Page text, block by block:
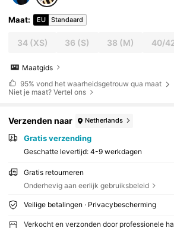
Maat: EU Standaard
34(XS) 36 (S) 38 (M) 40/
Maatgids
95% vond het waarheidsgetrouw qua maat
Niet je maat? Vertel ons
Verzenden naar Netherlands
Gratis verzending
Geschatte levertijd: 4-9 werkdagen
Gratis retourneren
Onderhevig aan eerlijk gebruiksbeleid
Veilige betalingen · Privacybescherming
Verkocht en verzonden door professionele